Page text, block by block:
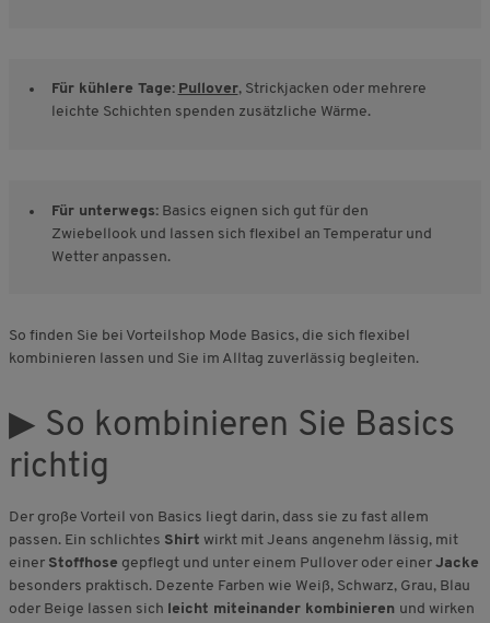
Für kühlere Tage: Pullover, Strickjacken oder mehrere
leichte Schichten spenden zusätzliche Wärme.
Für unterwegs:Basics eignen sich gut für den
Zwiebellook und lassen sich flexibel an Temperatur und
Wetter anpassen.
So finden Sie bei Vorteilshop Mode Basics, die sich flexibel
kombinieren lassen und Sie im Alltag zuverlässig begleiten.
▶ So kombinieren Sie Basics
richtig
Der große Vorteil von Basics liegt darin, dass sie zu fast allem
passen. Ein schlichtes Shirt wirkt mit Jeans angenehm lässig, mit
einer Stoffhose gepflegt und unter einem Pullover oder einer Jacke
besonders praktisch. Dezente Farben wie Weiß, Schwarz, Grau, Blau
oder Beige lassen sich leicht miteinander kombinieren und wirken